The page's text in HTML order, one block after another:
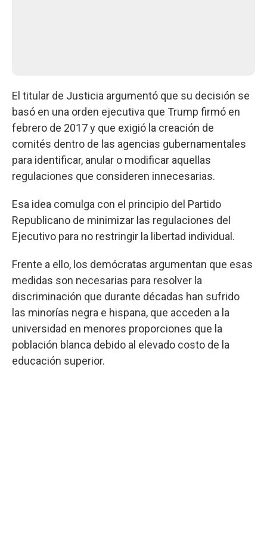
El titular de Justicia argumentó que su decisión se
basó en una orden ejecutiva que Trump firmó en
febrero de 2017 y que exigió la creación de
comités dentro de las agencias gubernamentales
para identificar, anular o modificar aquellas
regulaciones que consideren innecesarias.
Esa idea comulga con el principio del Partido
Republicano de minimizar las regulaciones del
Ejecutivo para no restringir la libertad individual.
Frente a ello, los demócratas argumentan que esas
medidas son necesarias para resolver la
discriminación que durante décadas han sufrido
las minorías negra e hispana, que acceden a la
universidad en menores proporciones que la
población blanca debido al elevado costo de la
educación superior.